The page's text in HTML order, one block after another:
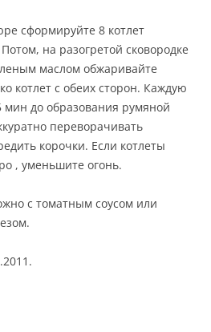
сформируйте 8 котлет
на разогретой сковородке
маслом обжаривайте
котлет с обеих сторон. Каждую
мин до образования румяной
переворачивать
корочки. Если котлеты
, уменьшите огонь.
с томатным соусом или